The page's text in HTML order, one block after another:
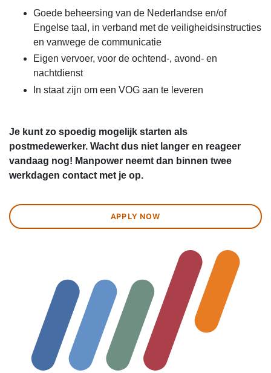
Goede beheersing van de Nederlandse en/of
Engelse taal, in verband met de veiligheidsinstructies
en vanwege de communicatie
Eigen vervoer, voor de ochtend-, avond- en
nachtdienst
In staat zijn om een VOG aan te leveren
Je kunt zo spoedig mogelijk starten als
postmedewerker. Wacht dus niet langer en reageer
vandaag nog! Manpower neemt dan binnen twee
werkdagen contact met je op.
APPLY NOW